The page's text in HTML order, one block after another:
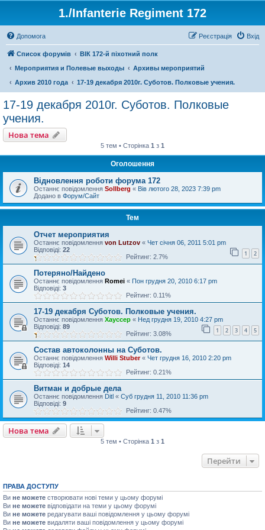
1./Infanterie Regiment 172
Допомога Вхід
Реєстрація
Список форумів
ВІК 172-й піхотний полк
Мероприятия и Полевые выходы
Архивы мероприятий
Архив 2010 года
17-19 декабря 2010г. Суботов. Полковые учения.
17-19 декабря 2010г. Суботов. Полковые
учения.
Нова тема
5 тем • Сторінка 1 з 1
Оголошення
Відновлення роботи форума 172
Останнє повідомлення Sollberg « Вів лютого 28, 2023 7:39 pm
Додано в Форум/Сайт
Тем
Отчет мероприятия
Останнє повідомлення von Lutzov « Чет січня 06, 2011 5:01 pm
Відповіді: 22 1 2
Рейтинг: 2.7%
Потеряно/Найдено
Останнє повідомлення Romei « Пон грудня 20, 2010 6:17 pm
Відповіді: 3
Рейтинг: 0.11%
17-19 декабря Суботов. Полковые учения.
Останнє повідомлення Хауссер « Нед грудня 19, 2010 4:27 pm
Відповіді: 89 1 2 3 4 5
Рейтинг: 3.08%
Состав автоколонны на Суботов.
Останнє повідомлення Willi Stuber« Чет грудня 16, 2010 2:20 pm
Відповіді: 14
Рейтинг: 0.21%
Витман и добрые дела
Останнє повідомлення Ditl « Суб грудня 11, 2010 11:36 pm
Відповіді: 9
Рейтинг: 0.47%
Нова тема
5 тем • Сторінка 1 з 1
Перейти
ПРАВА ДОСТУПУ
Ви не можете створювати нові теми у цьому форумі
Ви не можете відповідати на теми у цьому форумі
Ви не можете редагувати ваші повідомлення у цьому форумі
Ви не можете видаляти ваші повідомлення у цьому форумі